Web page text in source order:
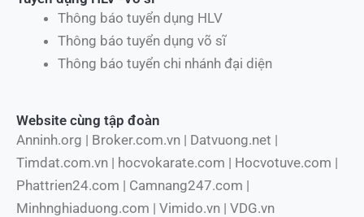
Thông báo tuyển dụng HLV
Thông báo tuyển dụng võ sĩ
Thông báo tuyển chi nhánh đại diện
Website cùng tập đoàn
Anninh.org | Broker.com.vn | Datvuong.net |
Timdat.com.vn | hocvokarate.com | Hocvotuve.com |
Phattrien24.com | Camnang247.com |
Minhnghiaduong.com | Vimido.vn | VDG.vn